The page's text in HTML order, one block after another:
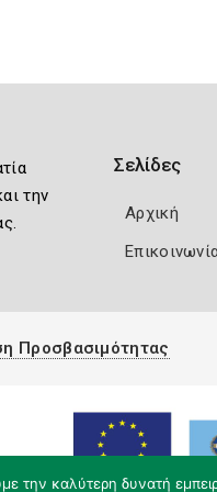
την
Σελίδες
Αρχική
Προσβασιμότητας
την καλύτερη δυνατή